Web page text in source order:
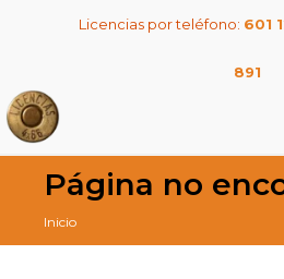
Licencias por teléfono: 601
891
Página no
Inicio